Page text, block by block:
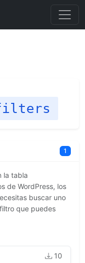
1
la tabla
de WordPress, los
buscar uno
que puedes
10